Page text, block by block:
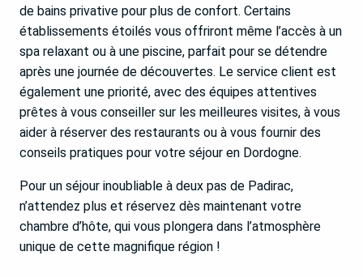
de bains privative pour plus de confort. Certains
établissements étoilés vous offriront même l’accès à un
spa relaxant ou à une piscine, parfait pour se détendre
après une journée de découvertes. Le service client est
également une priorité, avec des équipes attentives
prêtes à vous conseiller sur les meilleures visites, à vous
aider à réserver des restaurants ou à vous fournir des
conseils pratiques pour votre séjour en Dordogne.
Pour un séjour inoubliable à deux pas de Padirac,
n’attendez plus et réservez dès maintenant votre
chambre d’hôte, qui vous plongera dans l’atmosphère
unique de cette magnifique région !